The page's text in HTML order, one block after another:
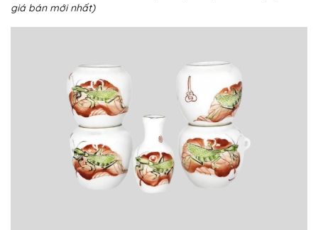
giá bán mới nhất)